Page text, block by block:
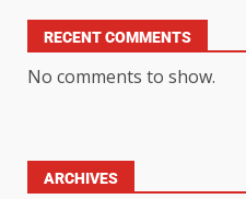
RECENT COMMENTS
No comments to show.
ARCHIVES